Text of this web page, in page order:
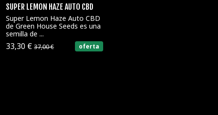
SUPER LEMON HAZE AUTO CBD
Super Lemon Haze Auto CBD
de Green House Seeds es una
semilla de ...
33,30 € 37,00 € oferta